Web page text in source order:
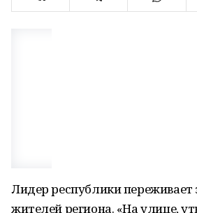
Лидер республики переживает
жителей региона. «На улице,